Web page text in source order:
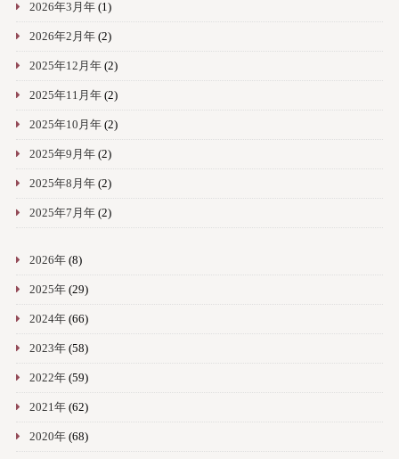
2026年3月年(1)
2026年2月年(2)
2025年12月年(2)
2025年11月年(2)
2025年10月年(2)
2025年9月年(2)
2025年8月年(2)
2025年7月年(2)
2026年(8)
2025年(29)
2024年(66)
2023年(58)
2022年(59)
2021年(62)
2020年(68)